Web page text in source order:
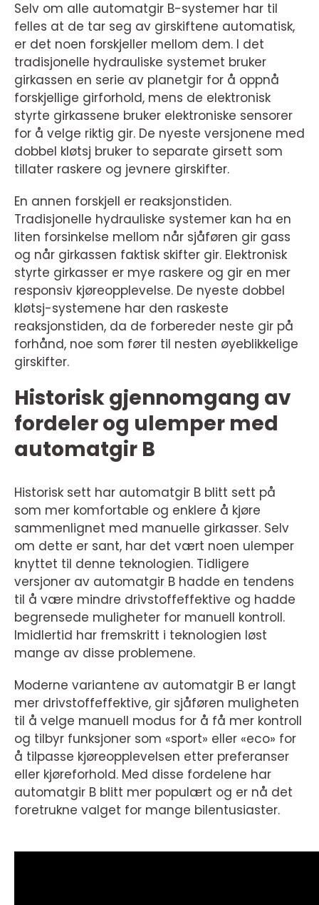
Selv om alle automatgir B-systemer har til
felles at de tar seg av girskiftene automatisk,
er det noen forskjeller mellom dem. I det
tradisjonelle hydrauliske systemet bruker
girkassen en serie av planetgir for å oppnå
forskjellige girforhold, mens de elektronisk
styrte girkassene bruker elektroniske sensorer
for å velge riktig gir. De nyeste versjonene med
dobbel kløtsj bruker to separate girsett som
tillater raskere og jevnere girskifter.
En annen forskjell er reaksjonstiden.
Tradisjonelle hydrauliske systemer kan ha en
liten forsinkelse mellom når sjåføren gir gass
og når girkassen faktisk skifter gir. Elektronisk
styrte girkasser er mye raskere og gir en mer
responsiv kjøreopplevelse. De nyeste dobbel
kløtsj-systemene har den raskeste
reaksjonstiden, da de forbereder neste gir på
forhånd, noe som fører til nesten øyeblikkelige
girskifter.
Historisk gjennomgang av
fordeler og ulemper med
automatgir B
Historisk sett har automatgir B blitt sett på
som mer komfortable og enklere å kjøre
sammenlignet med manuelle girkasser. Selv
om dette er sant, har det vært noen ulemper
knyttet til denne teknologien. Tidligere
versjoner av automatgir B hadde en tendens
til å være mindre drivstoffeffektive og hadde
begrensede muligheter for manuell kontroll.
Imidlertid har fremskritt i teknologien løst
mange av disse problemene.
Moderne variantene av automatgir B er langt
mer drivstoffeffektive, gir sjåføren muligheten
til å velge manuell modus for å få mer kontroll
og tilbyr funksjoner som «sport» eller «eco» for
å tilpasse kjøreopplevelsen etter preferanser
eller kjøreforhold. Med disse fordelene har
automatgir B blitt mer populært og er nå det
foretrukne valget for mange bilentusiaster.